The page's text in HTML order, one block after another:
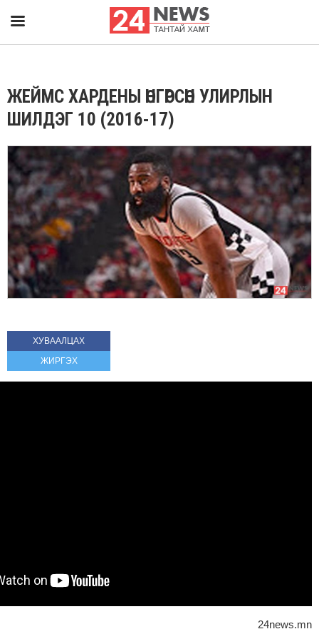
ЖЕЙМС ХАРДЕНЫ ӨНГӨРСӨН УЛИРЛЫН
ШИЛДЭГ 10 (2016-17)
ХУВААЛЦАХ
ЖИРГЭХ
24news.mn